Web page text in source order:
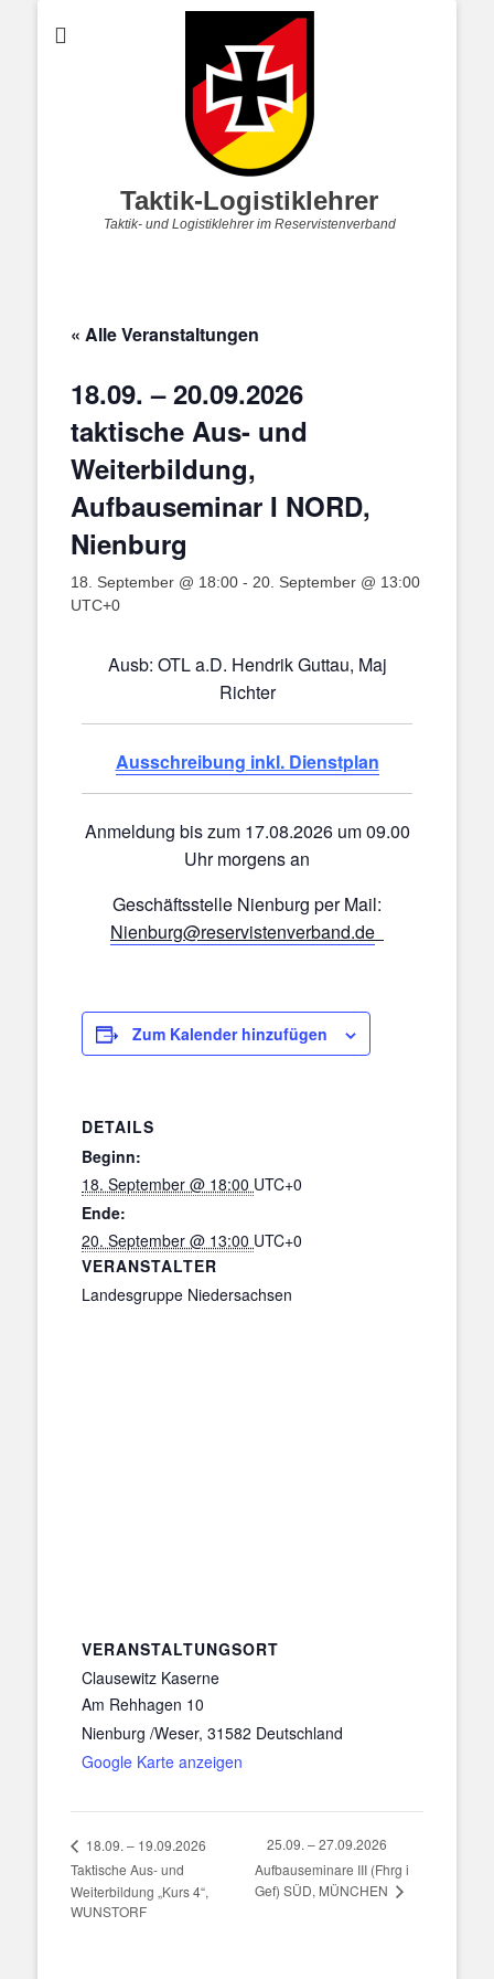
Taktik-Logistiklehrer
Taktik- und Logistiklehrer im Reservistenverband
« Alle Veranstaltungen
18.09. – 20.09.2026
taktische Aus- und
Weiterbildung,
Aufbauseminar I NORD,
Nienburg
18. September @ 18:00 - 20. September @ 13:00
UTC+0
Ausb: OTL a.D. Hendrik Guttau, Maj
Richter
Ausschreibung inkl. Dienstplan
Anmeldung bis zum 17.08.2026 um 09.00
Uhr morgens an
Geschäftsstelle Nienburg per Mail:
Nienburg@reservistenverband.de
Zum Kalender hinzufügen
DETAILS
Beginn:
18. September @ 18:00 UTC+0
Ende:
20. September @ 13:00 UTC+0
VERANSTALTER
Landesgruppe Niedersachsen
VERANSTALTUNGSORT
Clausewitz Kaserne
Am Rehhagen 10
Nienburg /Weser, 31582 Deutschland
Google Karte anzeigen
18.09. – 19.09.2026
Taktische Aus- und
Weiterbildung „Kurs 4“,
WUNSTORF
25.09. – 27.09.2026
Aufbauseminare III (Fhrg i
Gef) SÜD, MÜNCHEN